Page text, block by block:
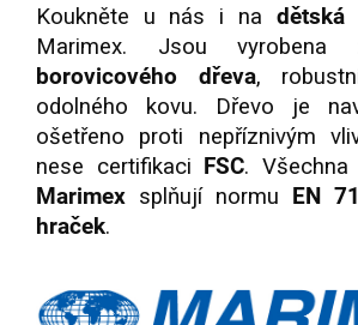
Koukněte u nás i na dětská
Marimex. Jsou vyrobena
borovicového dřeva,
odolného kovu. Dřevo je
ošetřeno proti nepříznivým
nese certifikaci
FSC.
Marimex splňují normu
EN
hraček.